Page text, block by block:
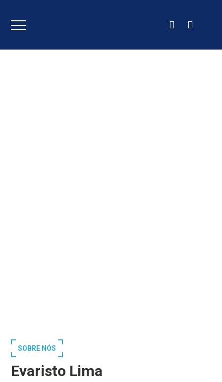
SOBRE NÓS
Evaristo Lima